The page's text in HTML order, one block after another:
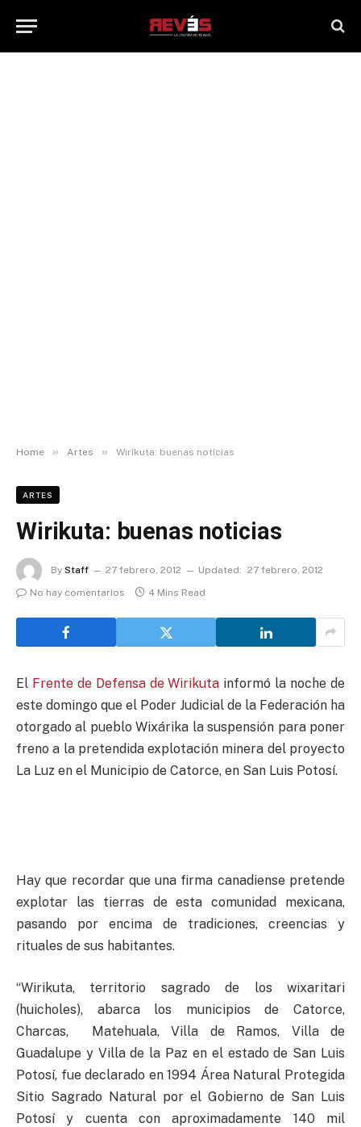
Home » Artes » Wirikuta: buenas noticias
ARTES
Wirikuta: buenas noticias
By Staff 27 febrero, 2012 Updated: 27 febrero, 2012
No hay comentarios
4 Mins Read
El Frente de Defensa de Wirikuta informó la noche de
este domingo que el Poder Judicial de la Federación ha
otorgado al pueblo Wixárika la suspensión para poner
freno a la pretendida explotación minera del proyecto
La Luz en el Municipio de Catorce, en San Luis Potosí.
Hay que recordar que una firma canadiense pretende
explotar las tierras de esta comunidad mexicana,
pasando por encima de tradiciones, creencias y
rituales de sus habitantes.
“Wirikuta, territorio sagrado de los wixaritari
(huicholes), abarca los municipios de Catorce,
Charcas, Matehuala, Villa de Ramos, Villa de
Guadalupe y Villa de la Paz en el estado de San Luis
Potosí, fue declarado en 1994 Área Natural Protegida
Sitio Sagrado Natural por el Gobierno de San Luis
Potosí y cuenta con aproximadamente 140 mil